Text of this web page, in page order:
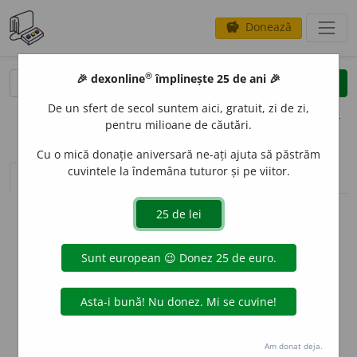
savings Donează
clear
opțiuni
sinteza definițiilor (1) definiții (10) conjugări
info
Aceste definiții sunt compilate de
echipa dexonline. Definițiile
originale se află pe filadefiniții.
preferințe
🎉 dexonline® împlinește 25 de ani 🎉
De un sfert de secol suntem aici, gratuit, zi de zi,
pentru milioane de căutări.
Cu o mică donație aniversară ne-ați ajuta să păstrăm
cuvintele la îndemâna tuturor și pe viitor.
Am donat deja.